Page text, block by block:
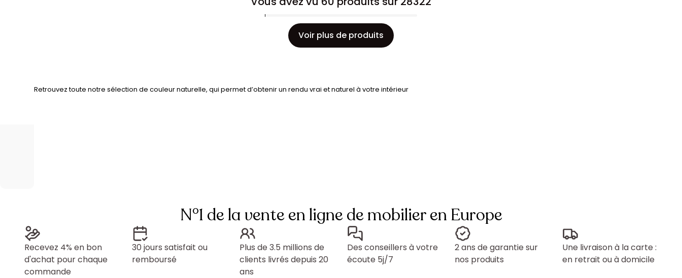
Voir plus de produits
Retrouvez toute notre sélection de couleur naturelle, qui permet d’obtenir un rendu vrai et naturel à votre intérieur
N°1 de la vente en ligne de mobilier en Europe
Recevez 4% en bon
d'achat pour chaque
commande
30 jours satisfait ou
remboursé
Plus de 3.5 millions de
clients livrés depuis 20
ans
Des conseillers à votre
écoute 5j/7
2 ans de garantie sur
nos produits
Une livraison à la carte :
en retrait ou à domicile